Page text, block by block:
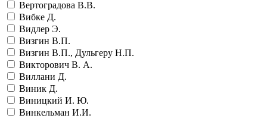
Вертоградова В.В.
Вибке Д.
Видлер Э.
Визгин В.П.
Визгин В.П., Дульгеру Н.П.
Викторович В. А.
Виллани Д.
Виник Д.
Виницкий И. Ю.
Винкельман И.И.